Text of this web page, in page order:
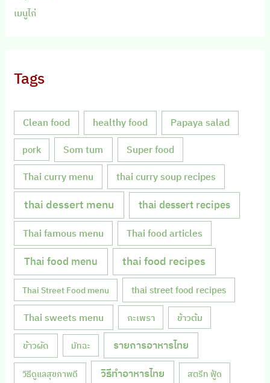
เมนูไก่
Tags
Clean food healthy food Papaya salad
pork Som tum Super food
Thai curry menu thai curry soup recipes
thai dessert menu thai dessert recipes
Thai famous menu Thai food articles
Thai food menu thai food recipes
Thai Street Food menu thai street food recipes
Thai sweets menu กะเพรา ข้าวต้ม
ข้าวผัด มัทฉะ รายการอาหารไทย
วิธีดูแลสุขภาพดี วิธีทำอาหารไทย สตรีท ฟู้ด